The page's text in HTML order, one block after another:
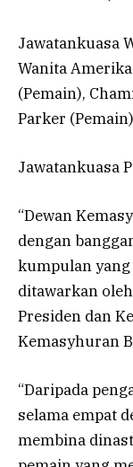
Jawatankuasa
Wanita
(Pemain),
Parker (Pemain)
Jawatankuasa
“Dewan
dengan
kumpulan
ditawarkan
Presiden dan
Kemasyhuran
“Daripada
selama empat
membina